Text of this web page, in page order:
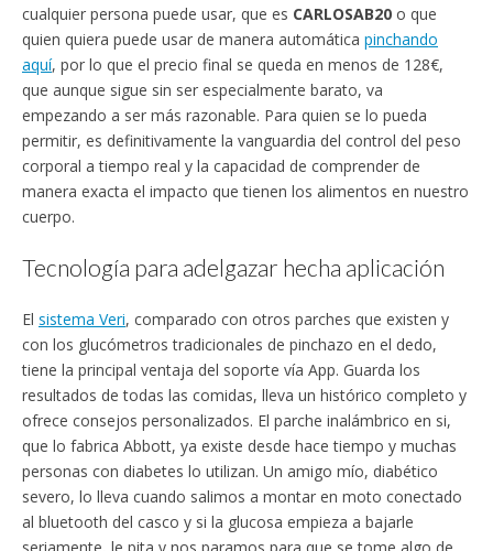
cualquier persona puede usar, que es CARLOSAB20 o que
quien quiera puede usar de manera automática pinchando
aquí, por lo que el precio final se queda en menos de 128€,
que aunque sigue sin ser especialmente barato, va
empezando a ser más razonable. Para quien se lo pueda
permitir, es definitivamente la vanguardia del control del peso
corporal a tiempo real y la capacidad de comprender de
manera exacta el impacto que tienen los alimentos en nuestro
cuerpo.
Tecnología para adelgazar hecha aplicación
El sistema Veri, comparado con otros parches que existen y
con los glucómetros tradicionales de pinchazo en el dedo,
tiene la principal ventaja del soporte vía App. Guarda los
resultados de todas las comidas, lleva un histórico completo y
ofrece consejos personalizados. El parche inalámbrico en si,
que lo fabrica Abbott, ya existe desde hace tiempo y muchas
personas con diabetes lo utilizan. Un amigo mío, diabético
severo, lo lleva cuando salimos a montar en moto conectado
al bluetooth del casco y si la glucosa empieza a bajarle
seriamente, le pita y nos paramos para que se tome algo de